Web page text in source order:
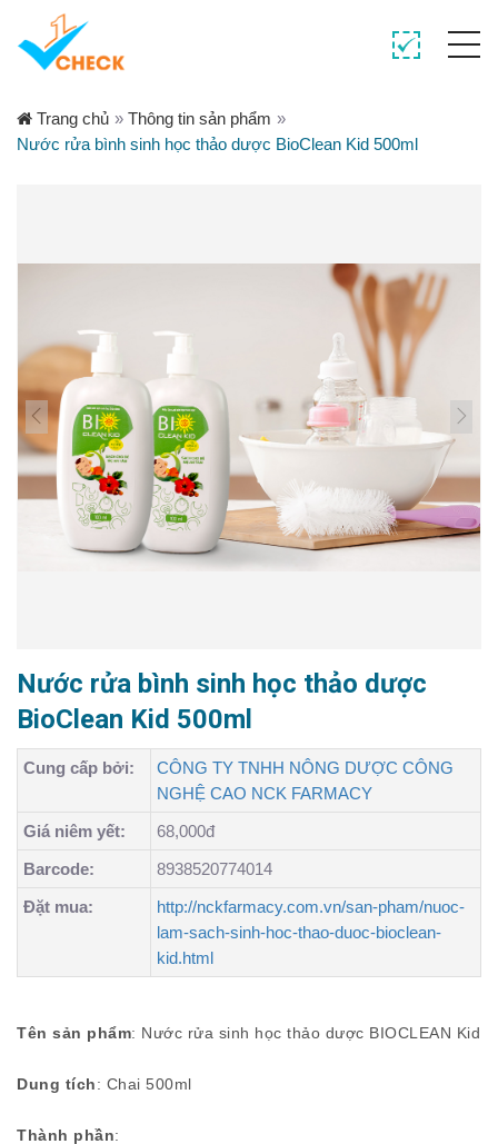
Trang chủ » Thông tin sản phẩm »
Nước rửa bình sinh học thảo dược BioClean Kid 500ml
Nước rửa bình sinh học thảo dược
BioClean Kid 500ml
Cung cấp bởi:
CÔNG TY TNHH NÔNG DƯỢC CÔNG
NGHỆ CAO NCK FARMACY
Giá niêm yết:
68,000đ
Barcode:
8938520774014
Đặt mua:
http://nckfarmacy.com.vn/san-pham/nuoc-
lam-sach-sinh-hoc-thao-duoc-bioclean-
kid.html
Tên sản phẩm: Nước rửa sinh học thảo dược BIOCLEAN Kid
Dung tích: Chai 500ml
Thành phần: